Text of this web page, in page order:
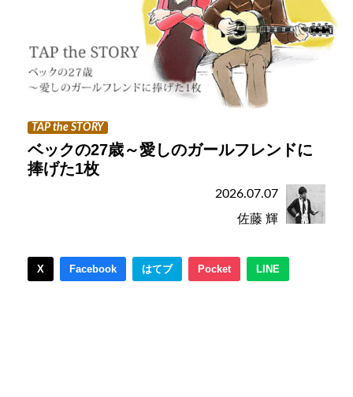
TAP the STORY
ベックの27歳～愛しのガールフレンドに
捧げた1枚
2026.07.07
佐藤 輝
X Facebook はてブ Pocket LINE